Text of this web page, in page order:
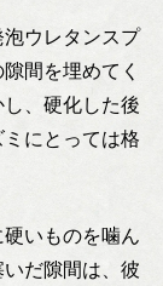
ウレタンスプ
間を埋めてく
、硬化した後
にとっては格
いものを噛ん
だ隙間は、彼